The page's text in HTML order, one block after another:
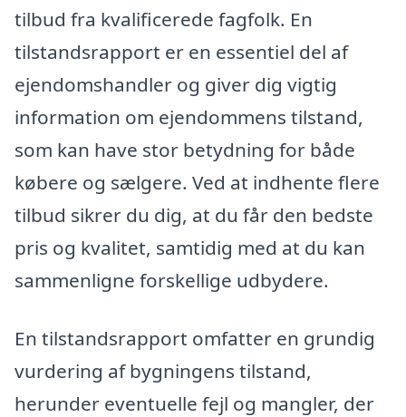
tilbud fra kvalificerede fagfolk. En
tilstandsrapport er en essentiel del af
ejendomshandler og giver dig vigtig
information om ejendommens tilstand,
som kan have stor betydning for både
købere og sælgere. Ved at indhente flere
tilbud sikrer du dig, at du får den bedste
pris og kvalitet, samtidig med at du kan
sammenligne forskellige udbydere.
En tilstandsrapport omfatter en grundig
vurdering af bygningens tilstand,
herunder eventuelle fejl og mangler, der